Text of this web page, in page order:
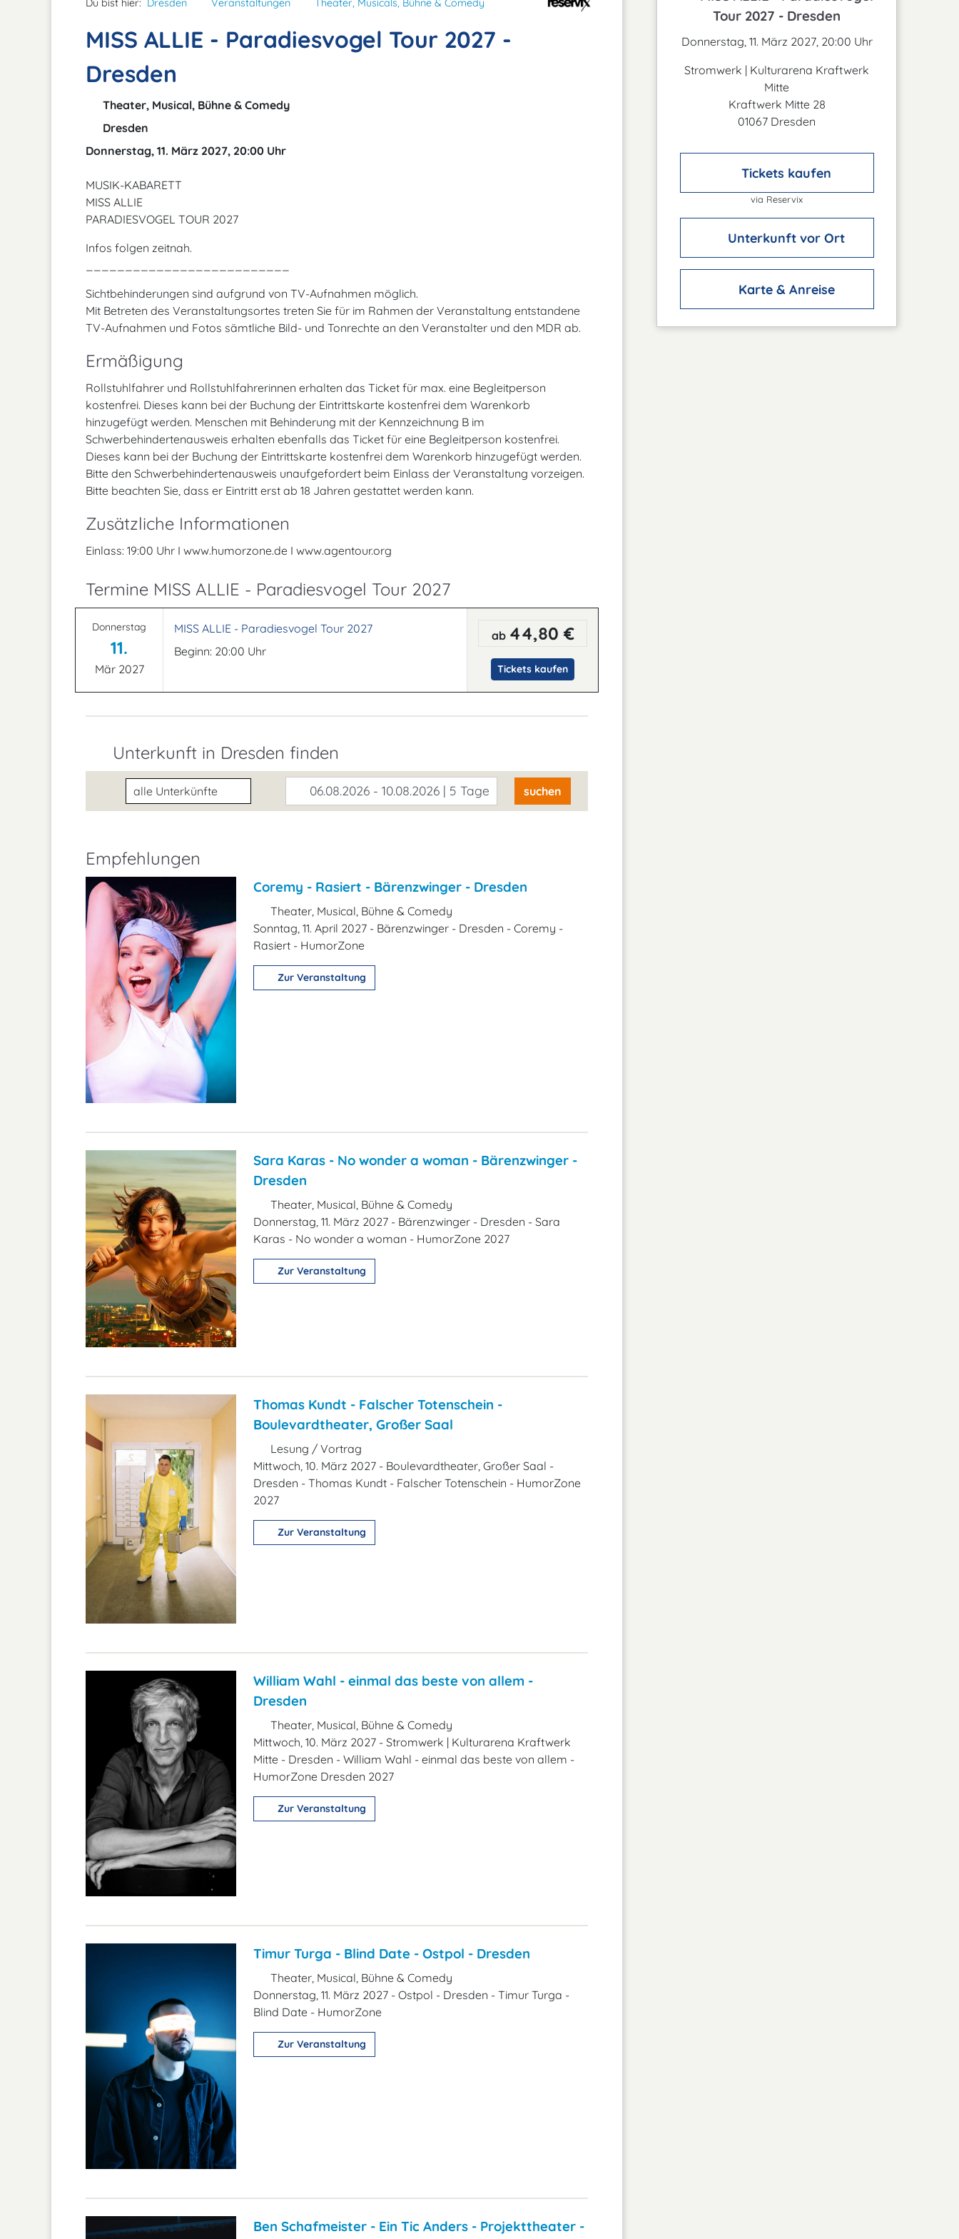
Du bist hier: Dresden Veranstaltungen Theater, Musicals, Bühne & Comedy
MISS ALLIE - Paradiesvogel Tour 2027 -
Dresden
Theater, Musical, Bühne & Comedy
Dresden
Donnerstag, 11. März 2027, 20:00 Uhr
MUSIK-KABARETT
MISS ALLIE
PARADIESVOGEL TOUR 2027
Infos folgen zeitnah.
Sichtbehinderungen sind aufgrund von TV-Aufnahmen möglich.
Mit Betreten des Veranstaltungsortes treten Sie für im Rahmen der Veranstaltung entstandene
TV-Aufnahmen und Fotos sämtliche Bild- und Tonrechte an den Veranstalter und den MDR ab.
Ermäßigung
Rollstuhlfahrer und Rollstuhlfahrerinnen erhalten das Ticket für max. eine Begleitperson
kostenfrei. Dieses kann bei der Buchung der Eintrittskarte kostenfrei dem Warenkorb
hinzugefügt werden. Menschen mit Behinderung mit der Kennzeichnung B im
Schwerbehindertenausweis erhalten ebenfalls das Ticket für eine Begleitperson kostenfrei.
Dieses kann bei der Buchung der Eintrittskarte kostenfrei dem Warenkorb hinzugefügt werden.
Bitte den Schwerbehindertenausweis unaufgefordert beim Einlass der Veranstaltung vorzeigen.
Bitte beachten Sie, dass er Eintritt erst ab 18 Jahren gestattet werden kann.
Zusätzliche Informationen
Einlass: 19:00 Uhr I www.humorzone.de I www.agentour.org
Termine MISS ALLIE - Paradiesvogel Tour 2027
Donnerstag
11.
Mär 2027
MISS ALLIE - Paradiesvogel Tour 2027
Beginn: 20:00 Uhr
ab 44,80 €
Tickets kaufen
Unterkunft in Dresden finden
Unterkunftsart 06.08.2026 - 10.08.2026 | 5 Tage suchen
Empfehlungen
Coremy - Rasiert - Bärenzwinger - Dresden
Theater, Musical, Bühne & Comedy
Sonntag, 11. April 2027 - Bärenzwinger - Dresden - Coremy -
Rasiert - HumorZone
Zur Veranstaltung
Sara Karas - No wonder a woman - Bärenzwinger -
Dresden
Theater, Musical, Bühne & Comedy
Donnerstag, 11. März 2027 - Bärenzwinger - Dresden - Sara
Karas - No wonder a woman - HumorZone 2027
Zur Veranstaltung
Thomas Kundt - Falscher Totenschein -
Boulevardtheater, Großer Saal
Lesung / Vortrag
Mittwoch, 10. März 2027 - Boulevardtheater, Großer Saal -
Dresden - Thomas Kundt - Falscher Totenschein - HumorZone
2027
Zur Veranstaltung
William Wahl - einmal das beste von allem -
Dresden
Theater, Musical, Bühne & Comedy
Mittwoch, 10. März 2027 - Stromwerk | Kulturarena Kraftwerk
Mitte - Dresden - William Wahl - einmal das beste von allem -
HumorZone Dresden 2027
Zur Veranstaltung
Timur Turga - Blind Date - Ostpol - Dresden
Theater, Musical, Bühne & Comedy
Donnerstag, 11. März 2027 - Ostpol - Dresden - Timur Turga -
Blind Date - HumorZone
Zur Veranstaltung
Ben Schafmeister - Ein Tic Anders - Projekttheater -
Tour 2027 - Dresden
Donnerstag, 11. März 2027, 20:00 Uhr
Stromwerk | Kulturarena Kraftwerk
Mitte
Kraftwerk Mitte 28
01067 Dresden
Tickets kaufen
via Reservix
Unterkunft vor Ort
Karte & Anreise